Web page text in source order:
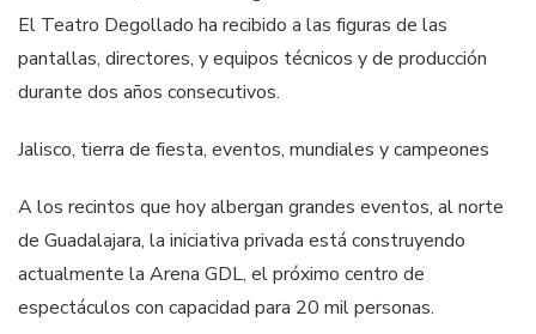
El Teatro Degollado ha recibido a las figuras de las
pantallas, directores, y equipos técnicos y de producción
durante dos años consecutivos.
Jalisco, tierra de fiesta, eventos, mundiales y campeones
A los recintos que hoy albergan grandes eventos, al norte
de Guadalajara, la iniciativa privada está construyendo
actualmente la Arena GDL, el próximo centro de
espectáculos con capacidad para 20 mil personas.